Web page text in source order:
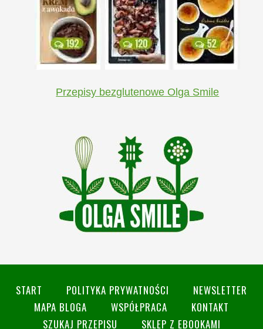
Przepisy bezglutenowe Olga Smile
START POLITYKA PRYWATNOŚCI
NEWSLETTER
MAPA BLOGA
WSPÓŁPRACA
KONTAKT
SZUKAJ PRZEPISU
SKLEP Z EBOOKAMI